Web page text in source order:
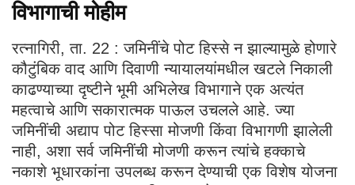
विभागाची मोहीम
रत्नागिरी, ता. 22 : जमिनींचे पोट हिस्से न झाल्यामुळे होणारे
कौटुंबिक वाद आणि दिवाणी न्यायालयांमधील खटले निकाली
काढण्याच्या दृष्टीने भूमी अभिलेख विभागाने एक अत्यंत
महत्वाचे आणि सकारात्मक पाऊल उचलले आहे. ज्या
जमिनींची अद्याप पोट हिस्सा मोजणी किंवा विभागणी झालेली
नाही, अशा सर्व जमिनींची मोजणी करून त्यांचे हक्काचे
नकाशे भूधारकांना उपलब्ध करून देण्याची एक विशेष योजना